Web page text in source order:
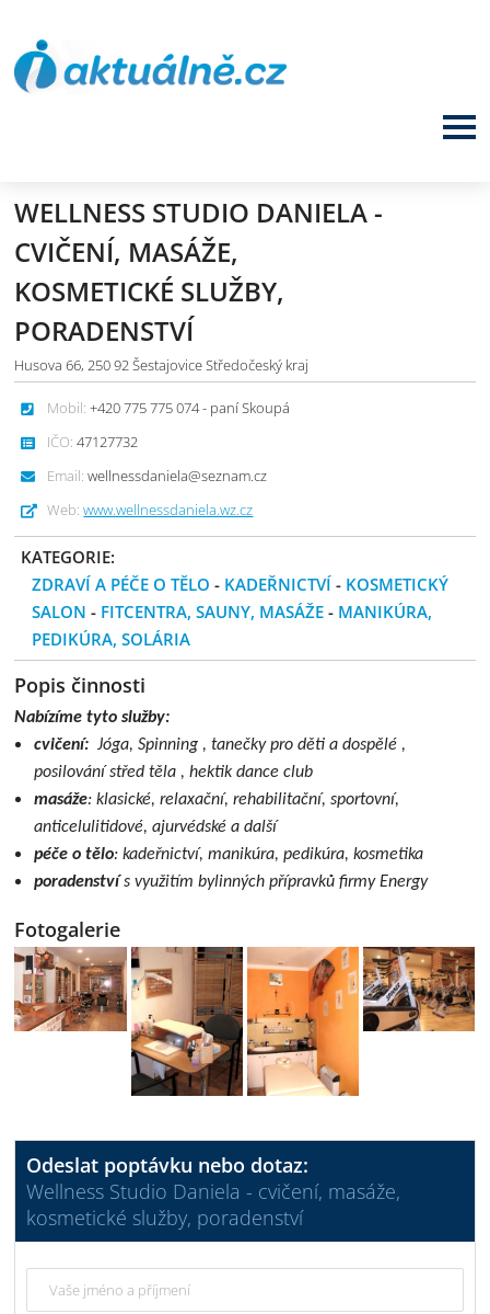
WELLNESS STUDIO DANIELA -
CVIČENÍ, MASÁŽE,
KOSMETICKÉ SLUŽBY,
PORADENSTVÍ
Husova 66, 250 92 Šestajovice Středočeský kraj
Mobil: +420 775 775 074 - paní Skoupá
IČO: 47127732
Email: wellnessdaniela@seznam.cz
Web: www.wellnessdaniela.wz.cz
KATEGORIE:
ZDRAVÍ A PÉČE O TĚLO - KADEŘNICTVÍ - KOSMETICKÝ
SALON - FITCENTRA, SAUNY, MASÁŽE - MANIKÚRA,
PEDIKÚRA, SOLÁRIA
Popis činnosti
Nabízíme tyto služby:
cvičení: Jóga, Spinning , tanečky pro děti a dospělé ,
posilování střed těla , hektik dance club
masáže: klasické, relaxační, rehabilitační, sportovní,
anticelulitidové, ajurvédské a další
péče o tělo: kadeřnictví, manikúra, pedikúra, kosmetika
poradenstvís využitím bylinných přípravků firmy Energy
Fotogalerie
Odeslat poptávku nebo dotaz:
Wellness Studio Daniela - cvičení, masáže,
kosmetické služby, poradenství